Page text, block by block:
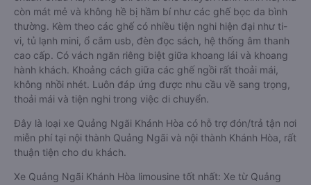
còn mát mẻ và không hề bị hầm bí như các ghế bọc da bình
thường. Kèm theo các ghế có nhiều tiện nghi hiện đại như ti-
vi, tủ lạnh mini, ổ cắm usb, đèn đọc sách, hệ thống âm thanh
cao cấp. Có vách ngăn riêng biệt giữa khoang lái và khoang
hành khách. Khoảng cách giữa các ghế ngồi rất thoải mái,
không nhồi nhét. Luôn đáp ứng được nhu cầu về sang trọng,
thoải mái và tiện nghi trong việc di chuyển.
Đây là loại xe Quảng Ngãi Khánh Hòa có hỗ trợ đón/trả tận nơi
miễn phí tại nội thành Quảng Ngãi và nội thành Khánh Hòa, rất
thuận tiện cho du khách.
Xe Quảng Ngãi Khánh Hòa limousine tốt nhất: Xe từ Quảng